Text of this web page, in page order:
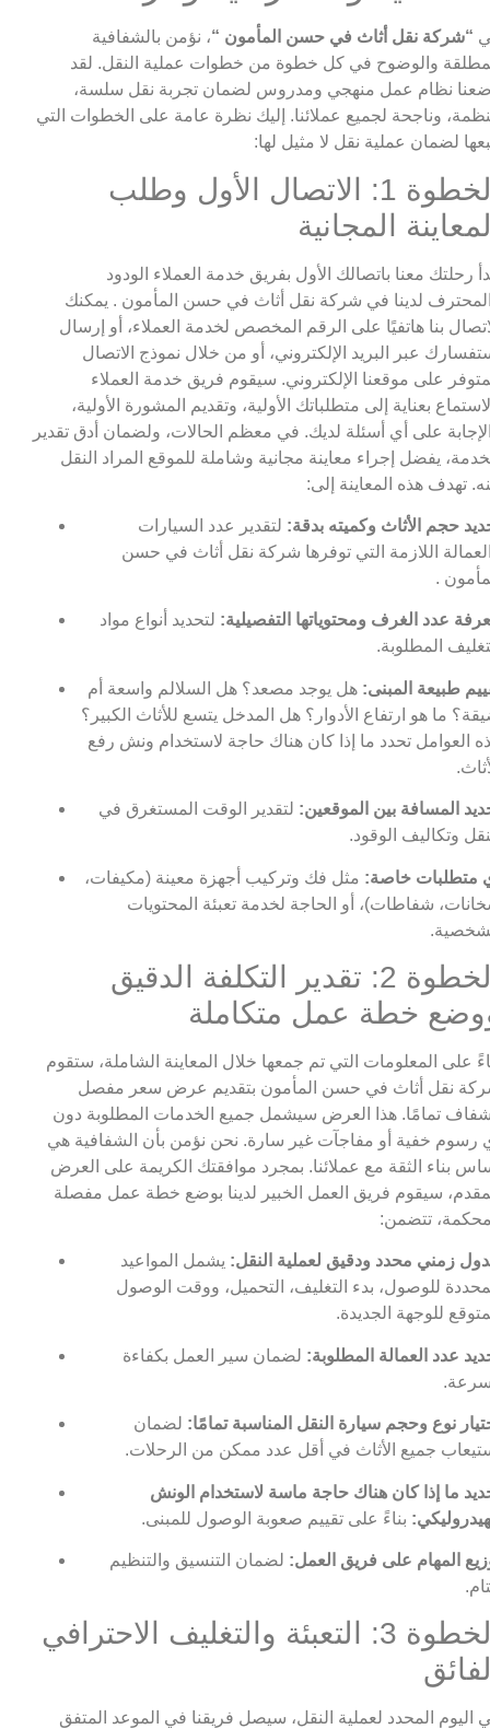
“شركة نقل أثاث في حسن المأمون “، نؤمن بالشفافية
والوضوح في كل خطوة من خطوات عملية النقل. لقد
نظام عمل منهجي ومدروس لضمان تجربة نقل سلسة،
وناجحة لجميع عملائنا. إليك نظرة عامة على الخطوات التي
لضمان عملية نقل لا مثيل لها:
الخطوة 1: الاتصال الأول وطلب
المجانية
رحلتك معنا باتصالك الأول بفريق خدمة العملاء الودود
لدينا في شركة نقل أثاث في حسن المأمون . يمكنك
بنا هاتفيًا على الرقم المخصص لخدمة العملاء، أو إرسال
عبر البريد الإلكتروني، أو من خلال نموذج الاتصال
على موقعنا الإلكتروني. سيقوم فريق خدمة العملاء
بعناية إلى متطلباتك الأولية، وتقديم المشورة الأولية،
على أي أسئلة لديك. في معظم الحالات، ولضمان أدق تقدير
يفضل إجراء معاينة مجانية وشاملة للموقع المراد النقل
تهدف هذه المعاينة إلى:
حجم الأثاث وكميته بدقة: لتقدير عدد السيارات
اللازمة التي توفرها شركة نقل أثاث في حسن
.
عدد الغرف ومحتوياتها التفصيلية: لتحديد أنواع مواد
المطلوبة.
طبيعة المبنى: هل يوجد مصعد؟ هل السلالم واسعة أم
ما هو ارتفاع الأدوار؟ هل المدخل يتسع للأثاث الكبير؟
العوامل تحدد ما إذا كان هناك حاجة لاستخدام ونش رفع
المسافة بين الموقعين: لتقدير الوقت المستغرق في
وتكاليف الوقود.
متطلبات خاصة: مثل فك وتركيب أجهزة معينة (مكيفات،
شفاطات)، أو الحاجة لخدمة تعبئة المحتويات
الخطوة 2: تقدير التكلفة الدقيق
خطة عمل متكاملة
على المعلومات التي تم جمعها خلال المعاينة الشاملة، ستقوم
نقل أثاث في حسن المأمون بتقديم عرض سعر مفصل
تمامًا. هذا العرض سيشمل جميع الخدمات المطلوبة دون
رسوم خفية أو مفاجآت غير سارة. نحن نؤمن بأن الشفافية هي
بناء الثقة مع عملائنا. بمجرد موافقتك الكريمة على العرض
سيقوم فريق العمل الخبير لدينا بوضع خطة عمل مفصلة
تتضمن:
زمني محدد ودقيق لعملية النقل: يشمل المواعيد
للوصول، بدء التغليف، التحميل، ووقت الوصول
للوجهة الجديدة.
عدد العمالة المطلوبة: لضمان سير العمل بكفاءة
نوع وحجم سيارة النقل المناسبة تمامًا: لضمان
جميع الأثاث في أقل عدد ممكن من الرحلات.
ما إذا كان هناك حاجة ماسة لاستخدام الونش
بناءً على تقييم صعوبة الوصول للمبنى.
المهام على فريق العمل: لضمان التنسيق والتنظيم
الخطوة 3: التعبئة والتغليف الاحترافي
اليوم المحدد لعملية النقل، سيصل فريقنا في الموعد المتفق